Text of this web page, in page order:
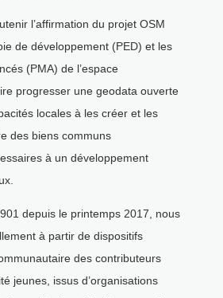
l’affirmation du projet OSM
de développement (PED) et les
(PMA) de l’espace
progresser une geodata ouverte
locales à les créer et les
des biens communs
à un développement
depuis le printemps 2017, nous
à partir de dispositifs
des contributeurs
jeunes, issus d’organisations